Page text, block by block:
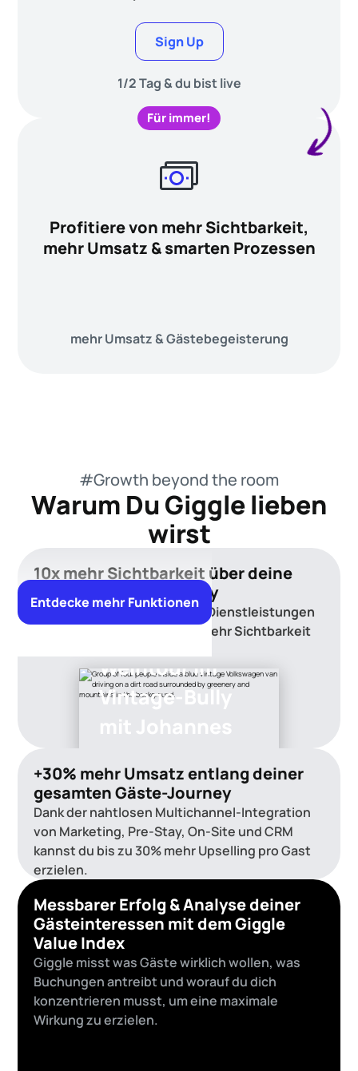
Sign Up
1/2 Tag & du bist live
Für immer!
Profitiere von mehr Sichtbarkeit,
mehr Umsatz & smarten Prozessen
mehr Umsatz & Gästebegeisterung
#Growth beyond the room
Warum Du Giggle lieben
wirst
10x mehr Sichtbarkeit über deine
gesamte Gäste Journey
Präsentiere Aktivitäten und Dienstleistungen
und erziele bis zu zehnmal mehr Sichtbarkeit
Weintour im
Vintage-Bully
+30% mehr Umsatz entlang deiner
gesamten Gäste-Journey
Dank der nahtlosen Multichannel-Integration
von Marketing, Pre-Stay, On-Site und CRM
kannst du bis zu 30% mehr Upselling pro Gast
erzielen.
Messbarer Erfolg & Analyse deiner
Gästeinteressen mit dem Giggle
Value Index
Giggle misst was Gäste wirklich wollen, was
Buchungen antreibt und worauf du dich
konzentrieren musst, um eine maximale
Wirkung zu erzielen.
Entdecke mehr Funktionen